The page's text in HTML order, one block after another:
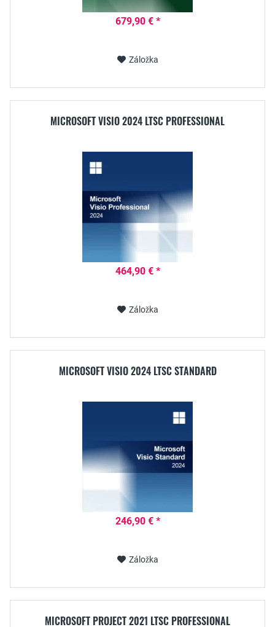
679,90 € *
Záložka
MICROSOFT VISIO 2024 LTSC PROFESSIONAL
464,90 € *
Záložka
MICROSOFT VISIO 2024 LTSC STANDARD
246,90 € *
Záložka
MICROSOFT PROJECT 2021 LTSC PROFESSIONAL